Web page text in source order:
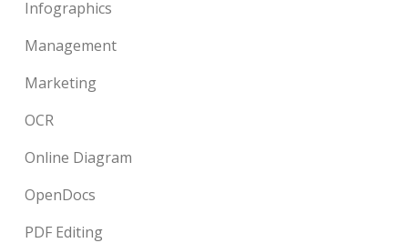
Infographics
Management
Marketing
OCR
Online Diagram
OpenDocs
PDF Editing